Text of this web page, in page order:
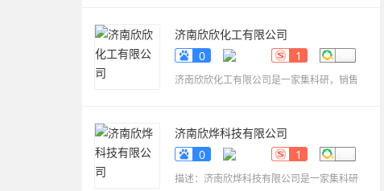
济南欣欣化工有限公司
www.sdyueqian.cn
0 1
济南欣欣化工有限公司是一家集科研，销售
济南欣烨科技有限公司
www.sdkaikai.cn
0 1
描述：济南欣烨科技有限公司是一家集科研